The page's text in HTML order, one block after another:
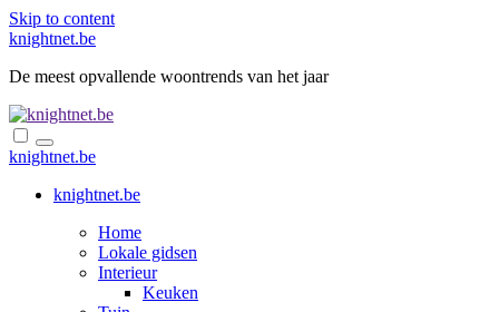
Skip to content
knightnet.be
De meest opvallende woontrends van het jaar
knightnet.be
knightnet.be
Home
Lokale gidsen
Interieur
Keuken